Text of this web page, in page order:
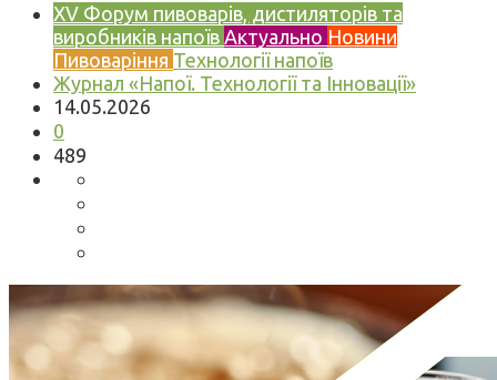
XV Форум пивоварів, дистиляторів та
виробників напоїв Актуально Новини
Пивоваріння Технології напоїв
Журнал «Напої. Технології та Інновації»
14.05.2026
0
489